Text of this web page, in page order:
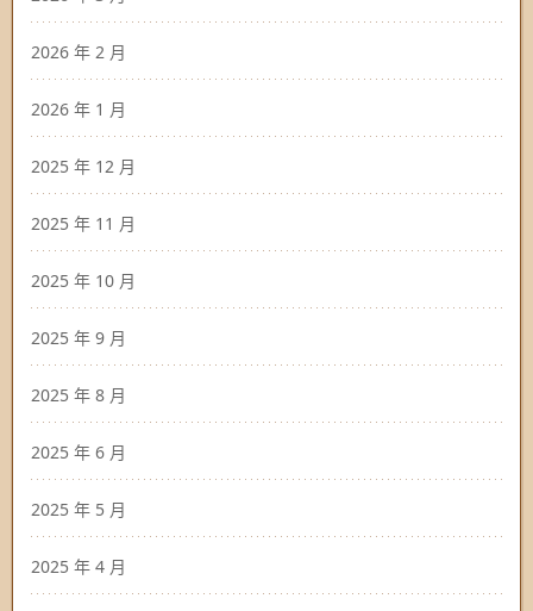
2026 年 2 月
2026 年 1 月
2025 年 12 月
2025 年 11 月
2025 年 10 月
2025 年 9 月
2025 年 8 月
2025 年 6 月
2025 年 5 月
2025 年 4 月